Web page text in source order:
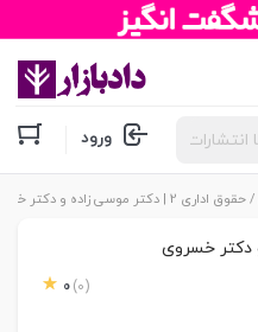
ورود
/ حقوق اداری 2 | دکتر موسی زاده و دکتر خسروی
0 (0)